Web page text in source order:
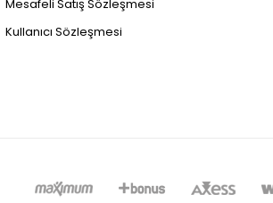
Mesafeli Satış Sözleşmesi
Kullanıcı Sözleşmesi